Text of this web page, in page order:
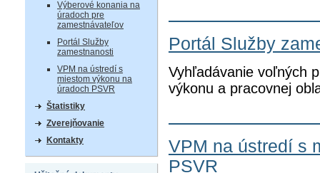
Výberové konania na
úradoch pre
zamestnávateľov
Portál Služby
zamestnanosti
VPM na ústredí s
miestom výkonu na
úradoch PSVR
Štatistiky
Zverejňovanie
Kontakty
Portál Služby
Vyhľadávanie voľných
výkonu a pracovnej
VPM na ústredí s
PSVR